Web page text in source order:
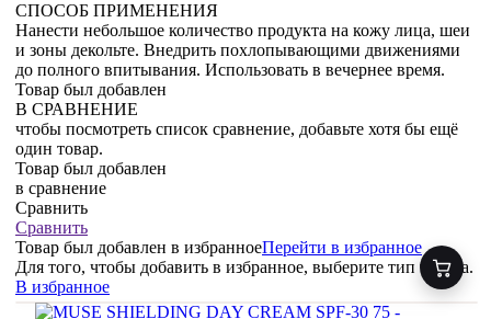
СПОСОБ ПРИМЕНЕНИЯ
Нанести небольшое количество продукта на кожу лица, шеи
и зоны декольте. Внедрить похлопывающими движениями
до полного впитывания. Использовать в вечернее время.
Товар был добавлен
В СРАВНЕНИЕ
чтобы посмотреть список сравнение, добавьте хотя бы ещё
один товар.
Товар был добавлен
в сравнение
Сравнить
Сравнить
Товар был добавлен в избранноеПерейти в избранное
Для того, чтобы добавить в избранное, выберите тип товара.
В избранное